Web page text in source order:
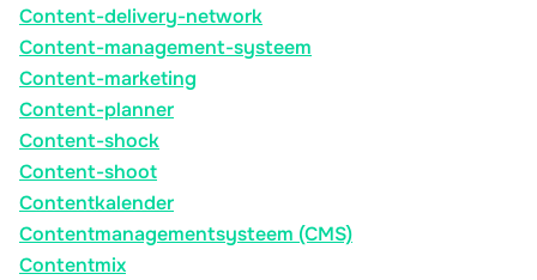
Content-delivery-network
Content-management-systeem
Content-marketing
Content-planner
Content-shock
Content-shoot
Contentkalender
Contentmanagementsysteem (CMS)
Contentmix